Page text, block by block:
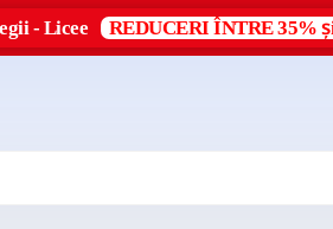
- Licee REDUCERI ÎNTRE 35%